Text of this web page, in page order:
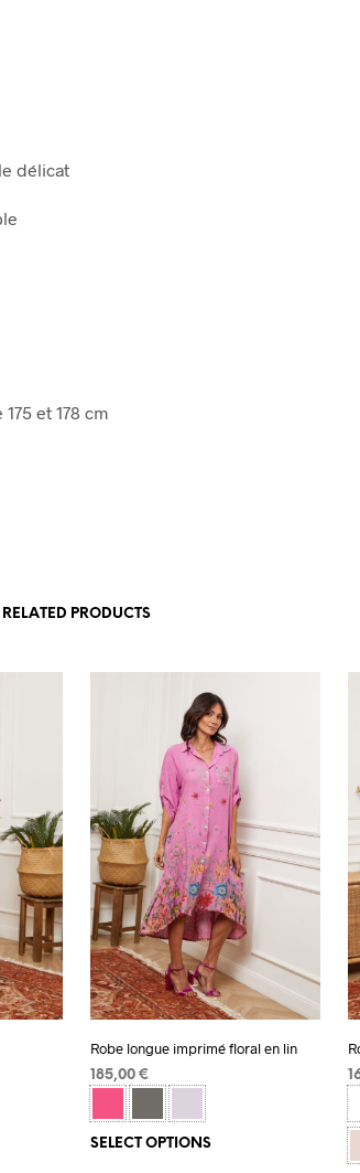
délicat
et 178 cm
RELATED PRODUCTS
Robe longue imprimé floral en lin
185,00 €
SELECT OPTIONS